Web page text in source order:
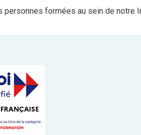
formées au sein de notre